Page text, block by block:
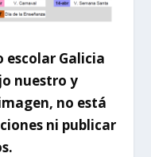
escolar Galicia
nuestro y
no está
ni publicar